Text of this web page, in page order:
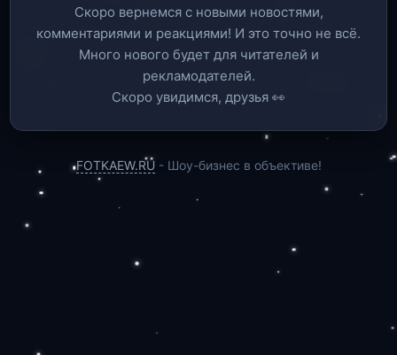
Скоро вернемся c новыми новостями,
комментариями и реакциями! И это точно не всё.
Много нового будет для читателей и
рекламодателей.
Скоро увидимся, друзья 👀
FOTKAEW.RU- Шоу-бизнес в объективе!